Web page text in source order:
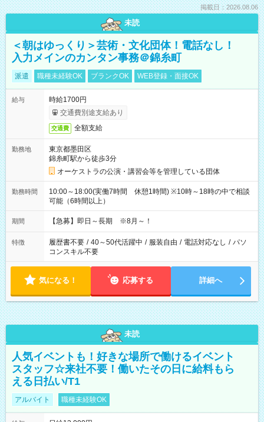
掲載日：2026.08.06
未読
＜朝はゆっくり＞芸術・文化団体！電話なし！
入力メインのカンタン事務＠錦糸町
派遣 職種未経験OK ブランクOK WEB登録・面接OK
給与
時給1700円
交通費別途支給あり
交通費 全額支給
勤務地
東京都墨田区
錦糸町駅から徒歩3分
オーケストラの公演・講習会等を管理している団体
勤務時間
10:00～18:00(実働7時間 休憩1時間) ※10時～18時の中で相談
可能（6時間以上）
期間 【急募】即日～長期 ※8月～！
特徴 履歴書不要 / 40～50代活躍中 / 服装自由 / 電話対応なし / パソ
コンスキル不要
気になる！ 応募する 詳細へ
未読
人気イベントも！好きな場所で働けるイベント
スタッフ☆来社不要！働いたその日に給料もら
える日払い/T1
アルバイト 職種未経験OK